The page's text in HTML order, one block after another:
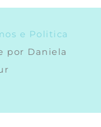
e Politica
por Daniela